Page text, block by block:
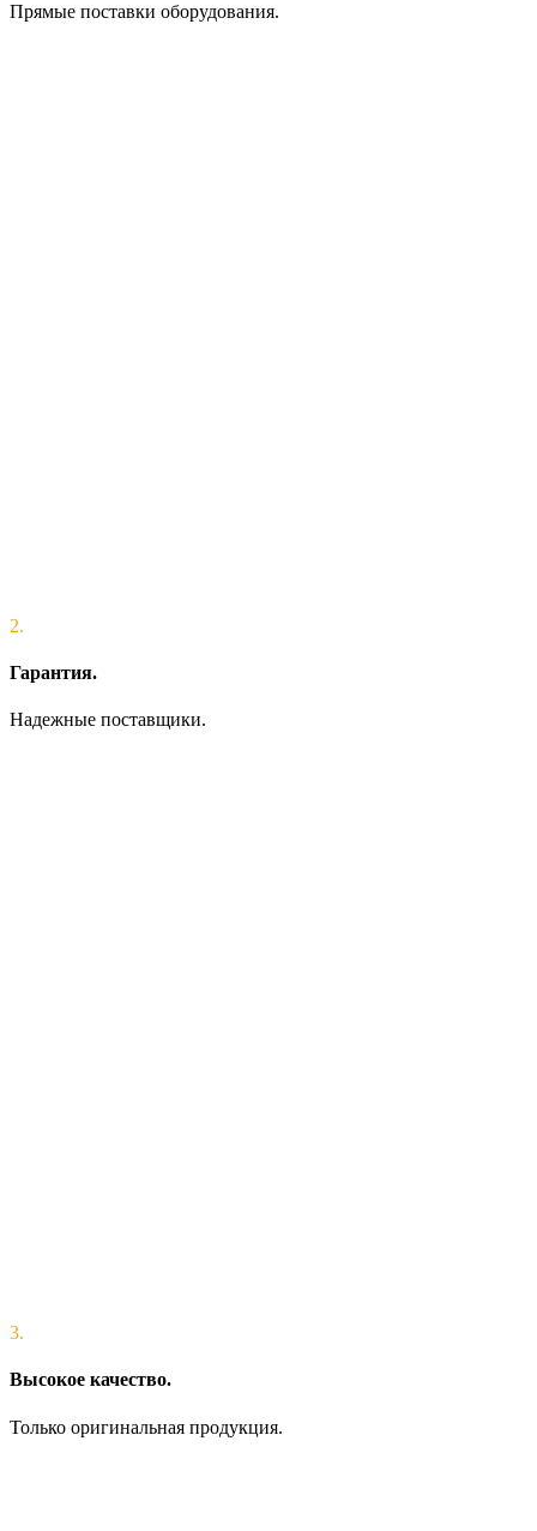
Прямые поставки оборудования.
2.
Гарантия.
Надежные поставщики.
3.
Высокое качество.
Только оригинальная продукция.